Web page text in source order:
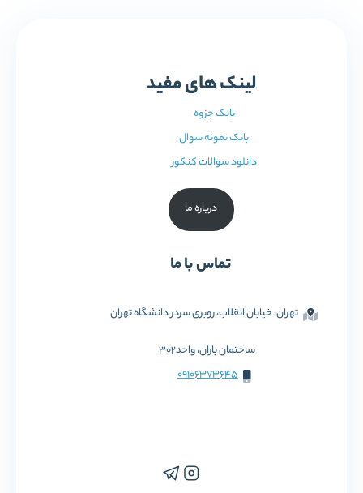
لینک های مفید
بانک جزوه
بانک نمونه سوال
دانلود سوالات کنکور
درباره ما
تماس با ما
تهران، خیابان انقلاب، روبری سردر دانشگاه تهران
ساختمان باران، واحد302
09106373645